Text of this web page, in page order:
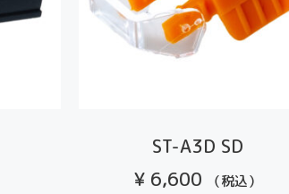
ST-A3D SD
¥6,600 （税込）